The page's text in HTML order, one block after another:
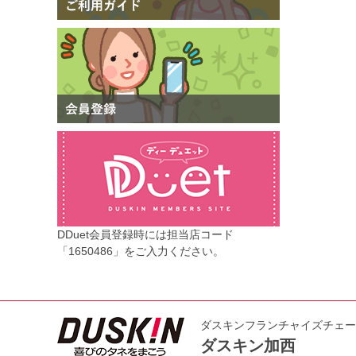
DDuet会員登録時には担当店コード
「1650486」をご入力ください。
ダスキンフランチャイズチェ
ダスキン加西